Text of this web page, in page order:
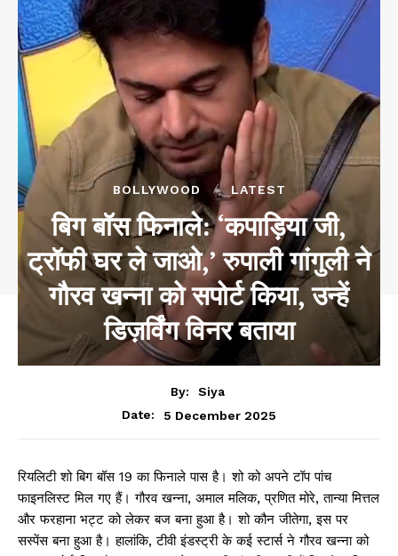
BOLLYWOOD LATEST
बिग बॉस फिनाले: ‘कपाड़िया जी,
ट्रॉफी घर ले जाओ,’ रुपाली गांगुली ने
गौरव खन्ना को सपोर्ट किया, उन्हें
डिज़र्विंग विनर बताया
By:
Siya
Date:
5 December 2025
रियलिटी शो बिग बॉस 19 का फिनाले पास है। शो को अपने टॉप पांच
फाइनलिस्ट मिल गए हैं। गौरव खन्ना, अमाल मलिक, प्रणित मोरे, तान्या मित्तल
और फरहाना भट्ट को लेकर बज बना हुआ है। शो कौन जीतेगा, इस पर
सस्पेंस बना हुआ है। हालांकि, टीवी इंडस्ट्री के कई स्टार्स ने गौरव खन्ना को